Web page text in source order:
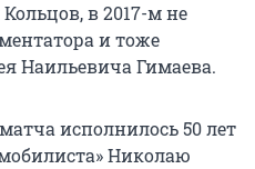
в 2017-м не
и тоже
Наильевича Гимаева.
исполнилось 50 лет
Николаю